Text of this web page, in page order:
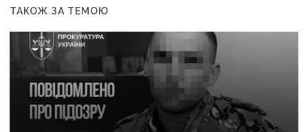
ТАКОЖ ЗА ТЕМОЮ